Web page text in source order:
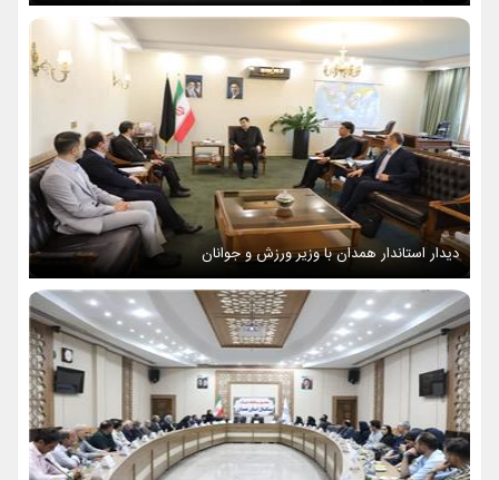
دیدار استاندار همدان با وزیر ورزش و جوانان